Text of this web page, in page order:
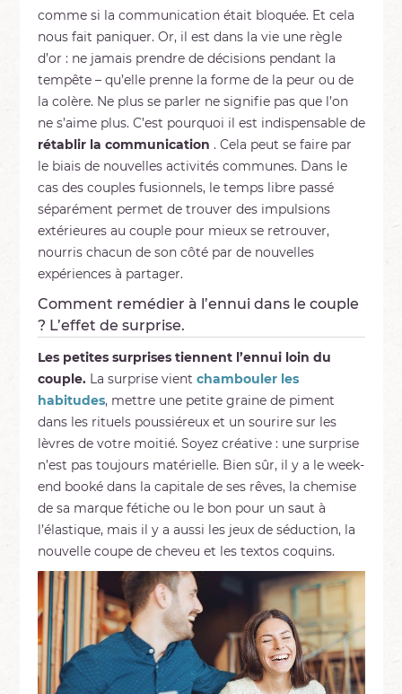
comme si la communication était bloquée. Et cela
nous fait paniquer. Or, il est dans la vie une règle
d’or : ne jamais prendre de décisions pendant la
tempête – qu’elle prenne la forme de la peur ou de
la colère. Ne plus se parler ne signifie pas que l’on
ne s’aime plus. C’est pourquoi il est indispensable de
rétablir la communication . Cela peut se faire par
le biais de nouvelles activités communes. Dans le
cas des couples fusionnels, le temps libre passé
séparément permet de trouver des impulsions
extérieures au couple pour mieux se retrouver,
nourris chacun de son côté par de nouvelles
expériences à partager.
Comment remédier à l’ennui dans le couple
? L’effet de surprise.
Les petites surprises tiennent l’ennui loin du
couple. La surprise vient chambouler les
habitudes, mettre une petite graine de piment
dans les rituels poussiéreux et un sourire sur les
lèvres de votre moitié. Soyez créative : une surprise
n’est pas toujours matérielle. Bien sûr, il y a le week-
end booké dans la capitale de ses rêves, la chemise
de sa marque fétiche ou le bon pour un saut à
l’élastique, mais il y a aussi les jeux de séduction, la
nouvelle coupe de cheveu et les textos coquins.